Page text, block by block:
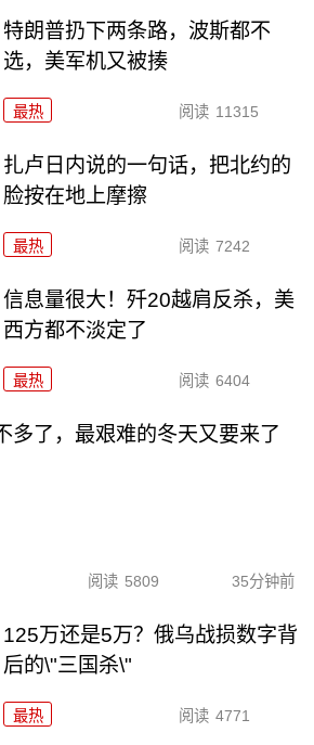
特朗普扔下两条路，波斯都不
选，美军机又被揍
最热 阅读 11315
扎卢日内说的一句话，把北约的
脸按在地上摩擦
最热 阅读 7242
信息量很大！歼20越肩反杀，美
西方都不淡定了
最热 阅读 6404
多了，最艰难的冬天又要来了
阅读 5809 35分钟前
125万还是5万？俄乌战损数字背
后的\"三国杀\"
最热 阅读 4771